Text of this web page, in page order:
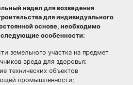
надел для возведения
для индивидуального
основе, необходимо
особенности:
земельного участка на предмет
вреда для здоровья:
технических объектов
промышленности;